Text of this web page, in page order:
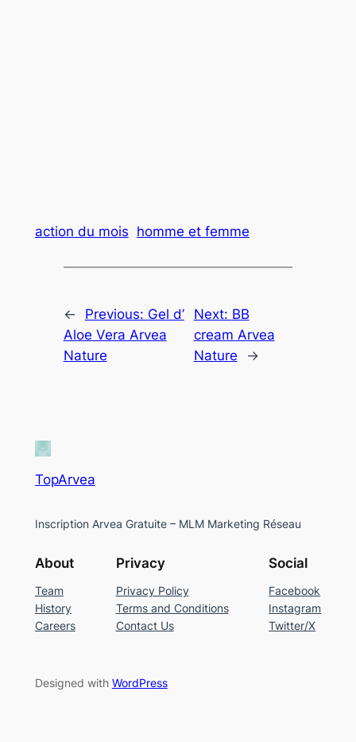
action du mois homme et femme
← Previous: Gel d’
Aloe Vera Arvea
Nature
Next: BB
cream Arvea
Nature
→
TopArvea
Inscription Arvea Gratuite – MLM Marketing Réseau
About
Team
History
Careers
Privacy
Privacy Policy
Terms and Conditions
Contact Us
Social
Facebook
Instagram
Twitter/X
Designed with WordPress